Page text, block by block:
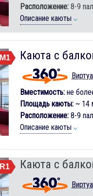
Расположение:8-9
Описание каюты
Каюта с
Вместимость:не
Площадь каюты:~ 14
Расположение:8-9
Описание каюты
Каюта с